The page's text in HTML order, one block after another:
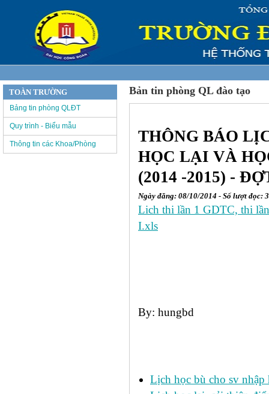
Bản tin phòng QL đào tạo
THÔNG BÁO
HỌC LẠI VÀ
(2014 -2015) -
Ngày đăng: 08/10/2014 - Số lượt đọc:
Lich thi lần 1 GDTC, thi
I.xls
By: hungbd
Lịch học bù cho sv
TOÀN TRƯỜNG
Bảng tin phòng QLĐT
Quy trình - Biểu mẫu
Thông tin các Khoa/Phòng